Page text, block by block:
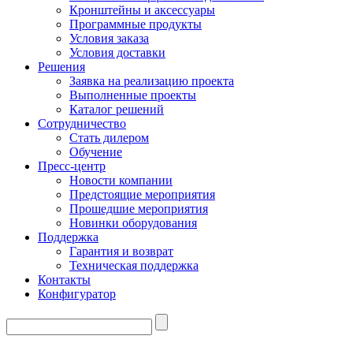
Кронштейны и аксессуары
Программные продукты
Условия заказа
Условия доставки
Решения
Заявка на реализацию проекта
Выполненные проекты
Каталог решений
Сотрудничество
Стать дилером
Обучение
Пресс-центр
Новости компании
Предстоящие мероприятия
Прошедшие мероприятия
Новинки оборудования
Поддержка
Гарантия и возврат
Техническая поддержка
Контакты
Конфигуратор